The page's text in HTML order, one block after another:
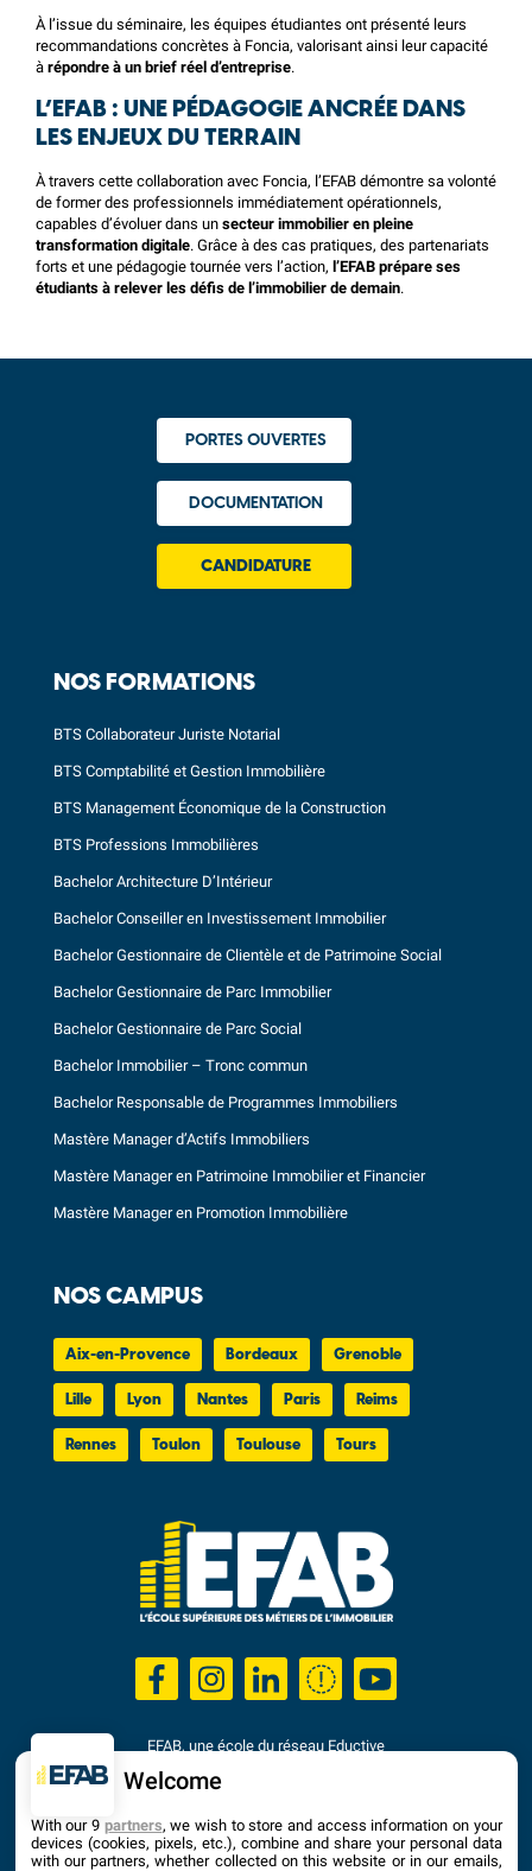
À l’issue du séminaire, les équipes étudiantes ont présenté leurs
recommandations concrètes à Foncia, valorisant ainsi leur capacité
à répondre à un brief réel d’entreprise.
L’EFAB : UNE PÉDAGOGIE ANCRÉE DANS
LES ENJEUX DU TERRAIN
À travers cette collaboration avec Foncia, l’EFAB démontre sa volonté
de former des professionnels immédiatement opérationnels,
capables d’évoluer dans un secteur immobilier en pleine
transformation digitale. Grâce à des cas pratiques, des partenariats
forts et une pédagogie tournée vers l’action, l’EFAB prépare ses
étudiants à relever les défis de l’immobilier de demain.
PORTES OUVERTES
DOCUMENTATION
CANDIDATURE
NOS FORMATIONS
BTS Collaborateur Juriste Notarial
BTS Comptabilité et Gestion Immobilière
BTS Management Économique de la Construction
BTS Professions Immobilières
Bachelor Architecture D’Intérieur
Bachelor Conseiller en Investissement Immobilier
Bachelor Gestionnaire de Clientèle et de Patrimoine Social
Bachelor Gestionnaire de Parc Immobilier
Bachelor Gestionnaire de Parc Social
Bachelor Immobilier – Tronc commun
Bachelor Responsable de Programmes Immobiliers
Mastère Manager d’Actifs Immobiliers
Mastère Manager en Patrimoine Immobilier et Financier
Mastère Manager en Promotion Immobilière
NOS CAMPUS
Aix-en-Provence Bordeaux Grenoble
Lille Lyon Nantes Paris Reims
Rennes Toulon Toulouse Tours
EFAB, une école du réseau Eductive
Établissement d'Enseignement Supérieur Privé Technique
Dernière mise à jour : Septembre 2025
Welcome
With our 9 partners, we wish to store and access information on your
devices (cookies, pixels, etc.), combine and share your personal data
with our partners, whether collected on this website or in our emails,